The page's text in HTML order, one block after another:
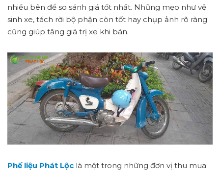
nhiều bên để so sánh giá tốt nhất. Những mẹo như vệ
sinh xe, tách rời bộ phận còn tốt hay chụp ảnh rõ ràng
cũng giúp tăng giá trị xe khi bán.
Phế liệu Phát Lộc là một trong những đơn vị thu mua